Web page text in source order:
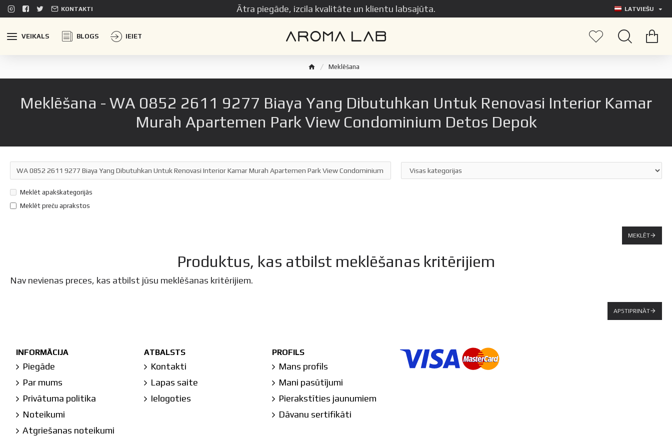
KONTAKTI Ātra piegāde, izcila kvalitāte un klientu labsajūta. LATVIEŠU
VEIKALS BLOGS IEIET
Meklēšana
Meklēšana - WA 0852 2611 9277 Biaya Yang Dibutuhkan Untuk Renovasi Interior Kamar
Murah Apartemen Park View Condominium Detos Depok
Meklēt apakškategorijās
Meklēt preču aprakstos
MEKLĒT
Produktus, kas atbilst meklēšanas kritērijiem
Nav nevienas preces, kas atbilst jūsu meklēšanas kritērijiem.
APSTIPRINĀT
INFORMĀCIJA
Piegāde
Par mums
Privātuma politika
Noteikumi
Atgriešanas noteikumi
ATBALSTS
Kontakti
Lapas saite
Ielogoties
PROFILS
Mans profils
Mani pasūtījumi
Pierakstīties jaunumiem
Dāvanu sertifikāti